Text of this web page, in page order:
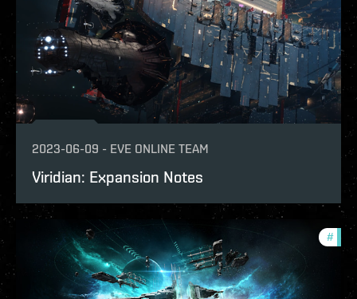
2023-06-09 - EVE ONLINE TEAM
Viridian: Expansion Notes
#